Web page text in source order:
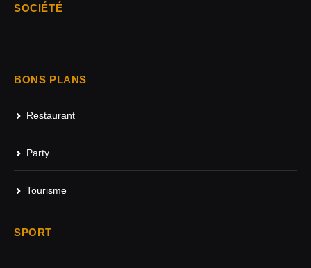
SOCIÉTÉ
BONS PLANS
Restaurant
Party
Tourisme
SPORT